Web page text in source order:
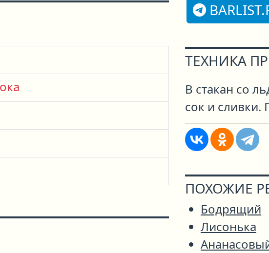
ТЕХНИКА
В стакан со
сок и сливки.
ПОХОЖИЕ
Бодрящий
Лисонька